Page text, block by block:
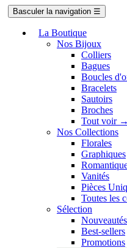
Basculer la navigation ☰
La Boutique
Nos Bijoux
Colliers
Bagues
Boucles
Bracelets
Sautoirs
Broches
Tout voir
Nos Collections
Florales
Graphiques
Vanités
Pièces
Toutes les
Sélection
Nouveautés
Best-sellers
Promotions